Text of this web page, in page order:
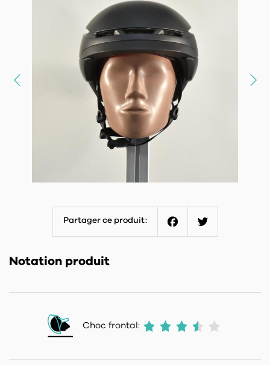
Partager ce produit:
Notation produit
Choc frontal: